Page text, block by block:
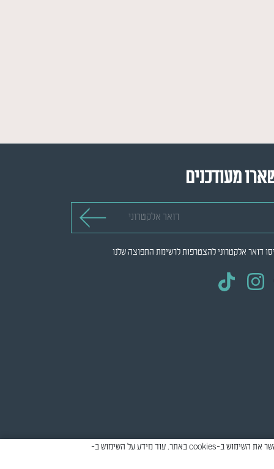
מעודכנים
דואר אלקטרוני להצטרפות לרשימת התפוצה שלנו
אתר זה עושה שימוש ב-cookies למטרות סטטיסטיקה, איפיון ושיווק, כדי לספק חווית גלישה טובה יותר וכדי להתאים את התוכן המוצג להעדפות שלך. יש לאשר את השימוש ב-cookies באתר. עוד מידע על השימוש ב-